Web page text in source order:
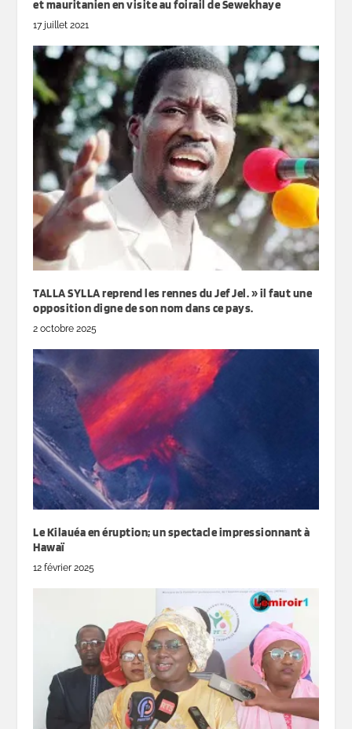
et mauritanien en visite au foirail de Sewekhaye
17 juillet 2021
TALLA SYLLA reprend les rennes du Jef Jel. » il faut une
opposition digne de son nom dans ce pays.
2 octobre 2025
Le Kilauéa en éruption; un spectacle impressionnant à
Hawaï
12 février 2025